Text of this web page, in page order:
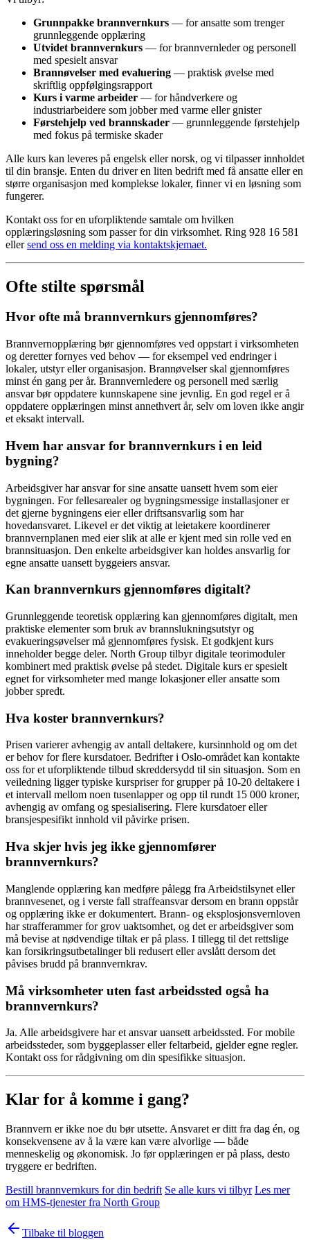
Grunnpakke brannvernkurs — for ansatte som trenger
grunnleggende opplæring
Utvidet brannvernkurs — for brannvernleder og personell
med spesielt ansvar
Brannøvelser med evaluering — praktisk øvelse med
skriftlig oppfølgingsrapport
Kurs i varme arbeider — for håndverkere og
industriarbeidere som jobber med varme eller gnister
Førstehjelp ved brannskader — grunnleggende førstehjelp
med fokus på termiske skader
Alle kurs kan leveres på engelsk eller norsk, og vi tilpasser innholdet
til din bransje. Enten du driver en liten bedrift med få ansatte eller en
større organisasjon med komplekse lokaler, finner vi en løsning som
fungerer.
Kontakt oss for en uforpliktende samtale om hvilken
opplæringsløsning som passer for din virksomhet. Ring 928 16 581
ellersend oss en melding via kontaktskjemaet.
Ofte stilte spørsmål
Hvor ofte må brannvernkurs gjennomføres?
Brannvernopplæring bør gjennomføres ved oppstart i virksomheten
og deretter fornyes ved behov — for eksempel ved endringer i
lokaler, utstyr eller organisasjon. Brannøvelser skal gjennomføres
minst én gang per år. Brannvernledere og personell med særlig
ansvar bør oppdatere kunnskapene sine jevnlig. En god regel er å
oppdatere opplæringen minst annethvert år, selv om loven ikke angir
et eksakt intervall.
Hvem har ansvar for brannvernkurs i en leid
bygning?
Arbeidsgiver har ansvar for sine ansatte uansett hvem som eier
bygningen. For fellesarealer og bygningsmessige installasjoner er
det gjerne bygningens eier eller driftsansvarlig som har
hovedansvaret. Likevel er det viktig at leietakere koordinerer
brannvernplanen med eier slik at alle er kjent med sin rolle ved en
brannsituasjon. Den enkelte arbeidsgiver kan holdes ansvarlig for
egne ansatte uansett byggeiers ansvar.
Kan brannvernkurs gjennomføres digitalt?
Grunnleggende teoretisk opplæring kan gjennomføres digitalt, men
praktiske elementer som bruk av brannslukningsutstyr og
evakueringsøvelser må gjennomføres fysisk. Et godkjent kurs
inneholder begge deler. North Group tilbyr digitale teorimoduler
kombinert med praktisk øvelse på stedet. Digitale kurs er spesielt
egnet for virksomheter med mange lokasjoner eller ansatte som
jobber spredt.
Hva koster brannvernkurs?
Prisen varierer avhengig av antall deltakere, kursinnhold og om det
er behov for flere kursdatoer. Bedrifter i Oslo-området kan kontakte
oss for et uforpliktende tilbud skreddersydd til sin situasjon. Som en
veiledning ligger typiske kurspriser for grupper på 10-20 deltakere i
et intervall mellom noen tusenlapper og opp til rundt 15 000 kroner,
avhengig av omfang og spesialisering. Flere kursdatoer eller
bransjespesifikt innhold vil påvirke prisen.
Hva skjer hvis jeg ikke gjennomfører
brannvernkurs?
Manglende opplæring kan medføre pålegg fra Arbeidstilsynet eller
brannvesenet, og i verste fall straffeansvar dersom en brann oppstår
og opplæring ikke er dokumentert. Brann- og eksplosjonsvernloven
har strafferammer for grov uaktsomhet, og det er arbeidsgiver som
må bevise at nødvendige tiltak er på plass. I tillegg til det rettslige
kan forsikringsutbetalinger bli redusert eller avslått dersom det
påvises brudd på brannvernkrav.
Må virksomheter uten fast arbeidssted også ha
brannvernkurs?
Ja. Alle arbeidsgivere har et ansvar uansett arbeidssted. For mobile
arbeidssteder, som byggeplasser eller feltarbeid, gjelder egne regler.
Kontakt oss for rådgivning om din spesifikke situasjon.
Klar for å komme i gang?
Brannvern er ikke noe du bør utsette. Ansvaret er ditt fra dag én, og
konsekvensene av å la være kan være alvorlige — både
menneskelig og økonomisk. Jo før opplæringen er på plass, desto
tryggere er bedriften.
Bestill brannvernkurs for din bedrift Se alle kurs vi tilbyr Les mer
om HMS-tjenester fra North Group
Tilbake til bloggen